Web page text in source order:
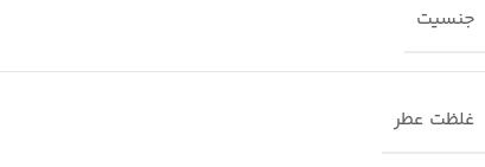
جنسیت
غلظت عطر